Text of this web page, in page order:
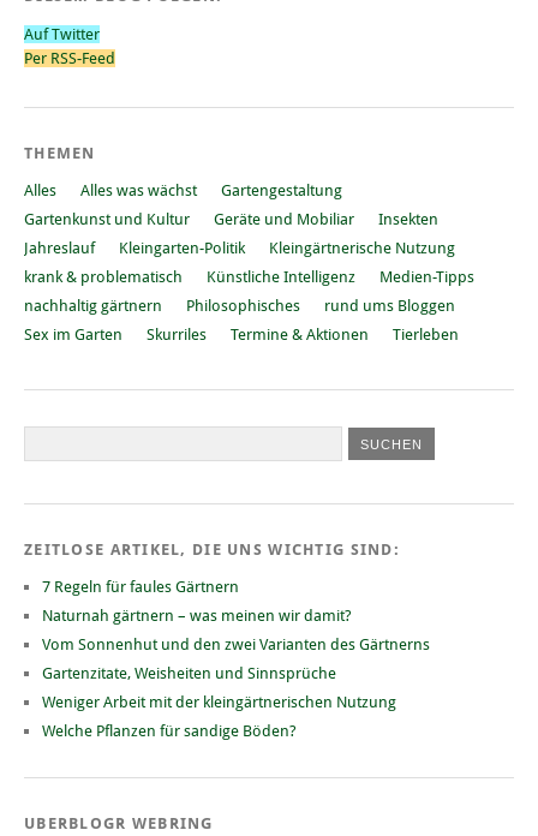
Auf Twitter
Per RSS-Feed
THEMEN
Alles Alles was wächst
Gartengestaltung
Gartenkunst und Kultur
Geräte und Mobiliar
Insekten
Jahreslauf
Kleingarten-Politik
Kleingärtnerische Nutzung
krank & problematisch
Künstliche Intelligenz
Medien-Tipps
nachhaltig gärtnern
Philosophisches
rund ums Bloggen
Sex im Garten
Skurriles Termine & Aktionen Tierleben
ZEITLOSE ARTIKEL, DIE UNS WICHTIG SIND:
7 Regeln für faules Gärtnern
Naturnah gärtnern – was meinen wir damit?
Vom Sonnenhut und den zwei Varianten des Gärtnerns
Gartenzitate, Weisheiten und Sinnsprüche
Weniger Arbeit mit der kleingärtnerischen Nutzung
Welche Pflanzen für sandige Böden?
UBERBLOGR WEBRING